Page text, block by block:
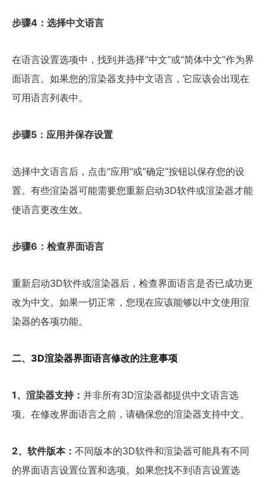
步骤4：选择中文语言
在语言设置选项中，找到并选择“中文”或“简体中文”作为界
面语言。如果您的渲染器支持中文语言，它应该会出现在
可用语言列表中。
步骤5：应用并保存设置
选择中文语言后，点击“应用”或“确定”按钮以保存您的设
置。有些渲染器可能需要您重新启动3D软件或渲染器才能
使语言更改生效。
步骤6：检查界面语言
重新启动3D软件或渲染器后，检查界面语言是否已成功更
改为中文。如果一切正常，您现在应该能够以中文使用渲
染器的各项功能。
二、3D渲染器界面语言修改的注意事项
1、渲染器支持： 并非所有3D渲染器都提供中文语言选
项。在修改界面语言之前，请确保您的渲染器支持中文。
2、软件版本： 不同版本的3D软件和渲染器可能具有不同
的界面语言设置位置和选项。如果您找不到语言设置选